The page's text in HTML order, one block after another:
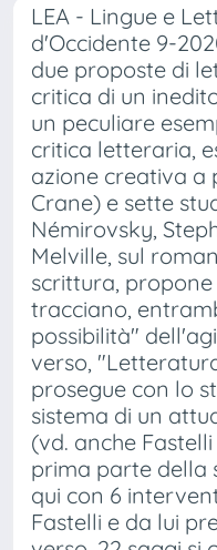
LEA - Lingue e
d'Occidente 9-
due proposte di
critica di un
un peculiare
critica letteraria,
azione creativa a
Crane) e sette
Némirovsky,
Melville, sul
scrittura, propone
tracciano,
possibilità"
verso,
prosegue con lo
sistema di un
(vd. anche Fastelli
prima parte della
qui con 6
Fastelli e da lui